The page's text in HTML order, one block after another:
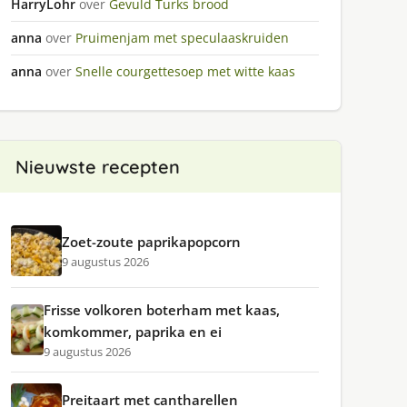
HarryLohr over Gevuld Turks brood
anna over Pruimenjam met speculaaskruiden
anna over Snelle courgettesoep met witte kaas
Nieuwste recepten
Zoet-zoute paprikapopcorn
9 augustus 2026
Frisse volkoren boterham met kaas,
komkommer, paprika en ei
9 augustus 2026
Preitaart met cantharellen